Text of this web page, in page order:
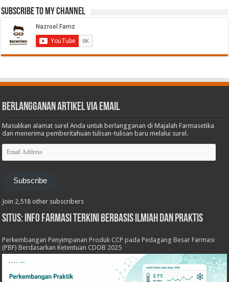
Subscribe to My Channel
Berlangganan Artikel via Email
Masukkan alamat surel Anda untuk berlangganan di Majalah Farmasetika
dan menerima pemberitahuan tulisan-tulisan baru melalui surel.
Email
Address
Subscribe
Join 2,518 other subscribers
Situs: Info Farmasi Terkini Berbasis Ilmiah dan Praktis
Perkembangan Penyimpanan Produk CCP pada Pedagang Besar Farmasi
(PBF) Berdasarkan Ketentuan CDOB 2025